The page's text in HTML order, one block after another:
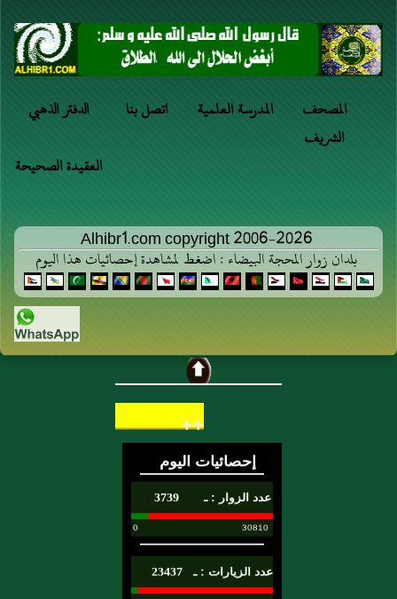
الدفتر الذهبي اتصل بنا المدرسة العلمية
المصحف
الشريف
العقيدة الصحيحة
Alhibr1.com copyright 2006-2026
بلدان زوار المحجة البيضاء : اضغط لمشاهدة إحصائيات هذا اليوم
++